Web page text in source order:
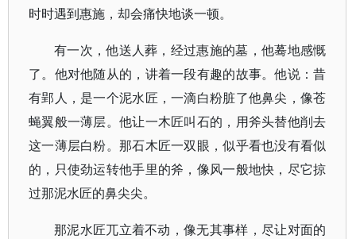
时时遇到惠施，却会痛快地谈一顿。
有一次，他送人葬，经过惠施的墓，他蓦地感慨
了。他对他随从的，讲着一段有趣的故事。他说：昔
有郢人，是一个泥水匠，一滴白粉脏了他鼻尖，像苍
蝇翼般一薄层。他让一木匠叫石的，用斧头替他削去
这一薄层白粉。那石木匠一双眼，似乎看也没有看似
的，只使劲运转他手里的斧，像风一般地快，尽它掠
过那泥水匠的鼻尖尖。
那泥水匠兀立着不动，像无其事样，尽让对面的